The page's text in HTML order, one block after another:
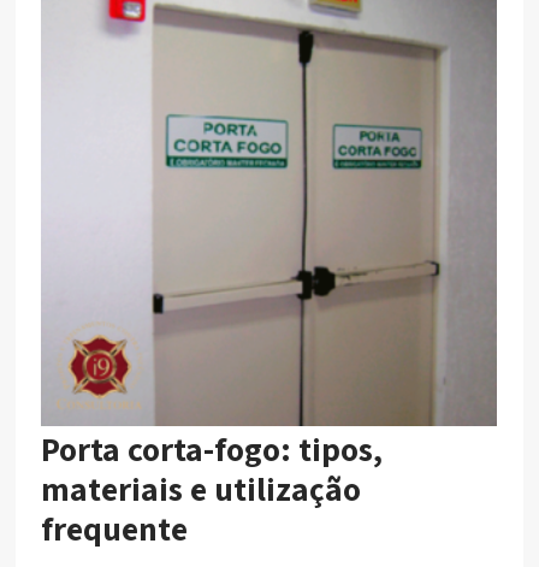
Porta corta-fogo: tipos,
materiais e utilização
frequente